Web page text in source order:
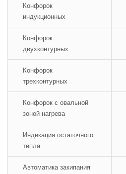
Конфорок
индукционных
Конфорок
двухконтурных
Конфорок
трехконтурных
Конфорок с овальной
зоной нагрева
Индикация остаточного
тепла
Автоматика закипания